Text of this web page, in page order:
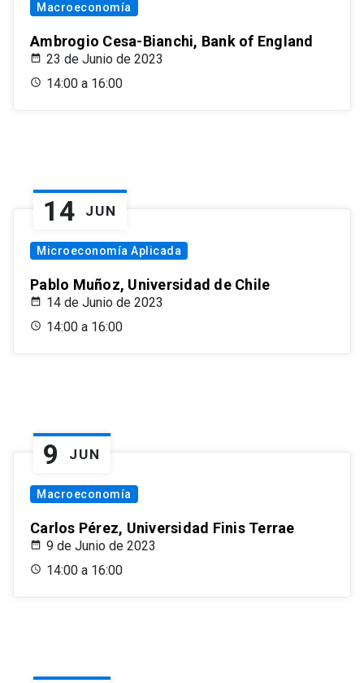
Macroeconomía
Ambrogio Cesa-Bianchi, Bank of England
23 de Junio de 2023
14:00 a 16:00
14 JUN
Microeconomía Aplicada
Pablo Muñoz, Universidad de Chile
14 de Junio de 2023
14:00 a 16:00
9 JUN
Macroeconomía
Carlos Pérez, Universidad Finis Terrae
9 de Junio de 2023
14:00 a 16:00